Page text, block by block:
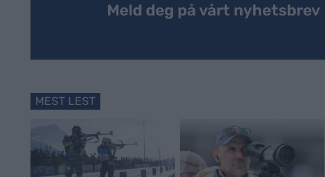
Meld deg på vårt nyhetsbrev
MEST LEST